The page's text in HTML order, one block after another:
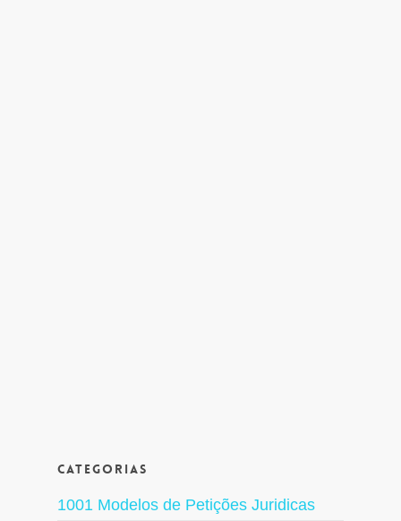
Categorias
1001 Modelos de Petições Juridicas